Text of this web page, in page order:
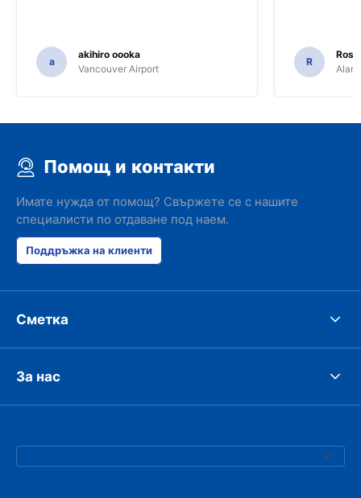
a
akihiro oooka
Vancouver Airport
R
Помощ и контакти
Имате нужда от помощ? Свържете се с нашите
специалисти по отдаване под наем.
Поддръжка на клиенти
Сметка
За нас